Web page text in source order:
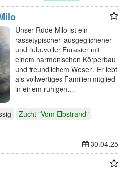
Unser Rüde Milo ist ein
rassetypischer, ausgeglichener
und liebevoller Eurasier mit
einem harmonischen Körperbau
und freundlichem Wesen. Er lebt
als vollwertiges Familienmitglied
in einem ruhigen…
Zucht "Vom Elbstrand"
30.04.25